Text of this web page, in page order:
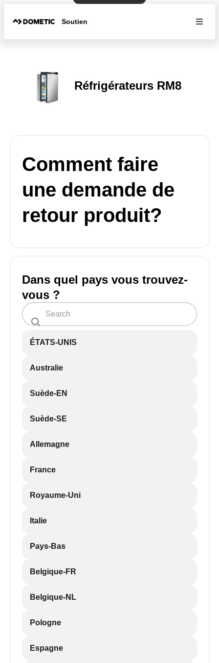
Soutien
Réfrigérateurs RM8
Comment faire
une demande de
retour produit?
Dans quel pays vous trouvez-
vous ?
ÉTATS-UNIS
Australie
Suède-EN
Suède-SE
Allemagne
France
Royaume-Uni
Italie
Pays-Bas
Belgique-FR
Belgique-NL
Pologne
Espagne